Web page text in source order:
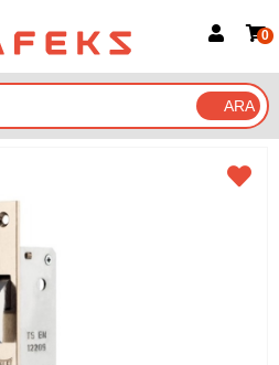
Google İle Bağlan
0